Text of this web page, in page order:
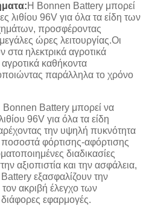
Η Bonnen Battery μπορεί
λιθίου 96V για όλα τα είδη των
προσφέροντας
ώρες λειτουργίας.Οι
στα ηλεκτρικά αγροτικά
αγροτικά καθήκοντα
παράλληλα το χρόνο
Bonnen Battery μπορεί να
96V για όλα τα είδη
την υψηλή πυκνότητα
ποσοστά φόρτισης-αφόρτισης
διαδικασίες
αξιοπιστία και την ασφάλεια,
εξασφαλίζουν την
τον ακριβή έλεγχο των
εφαρμογές.